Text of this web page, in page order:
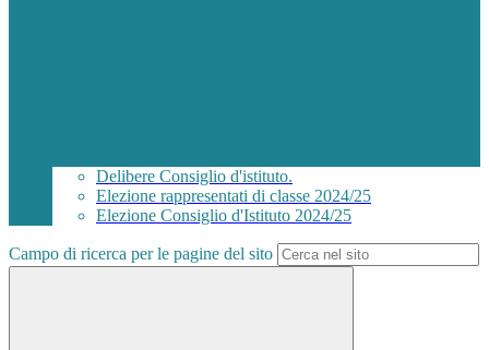
Delibere Consiglio d'istituto.
Elezione rappresentati di classe 2024/25
Elezione Consiglio d'Istituto 2024/25
Campo di ricerca per le pagine del sito